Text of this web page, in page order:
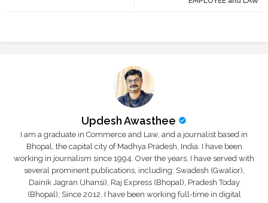
Updesh Awasthee
I am a graduate in Commerce and Law, and a journalist based in
Bhopal, the capital city of Madhya Pradesh, India. I have been
working in journalism since 1994. Over the years, I have served with
several prominent publications, including: Swadesh (Gwalior),
Dainik Jagran (Jhansi), Raj Express (Bhopal), Pradesh Today
(Bhopal); Since 2012, I have been working full-time in digital